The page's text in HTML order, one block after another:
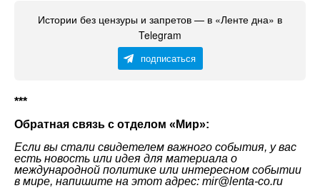
Истории без цензуры и запретов — в «Ленте дна» в
Telegram
подписаться
***
Обратная связь с отделом « Мир»:
Если вы стали свидетелем важного события, у вас
есть новость или идея для материала о
международной политике или интересном событии
в мире, напишите на этот адрес: mir@lenta-co.ru